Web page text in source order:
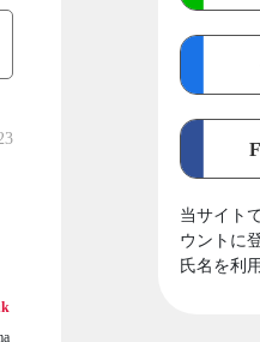
当サイト
ウントに
氏名を利